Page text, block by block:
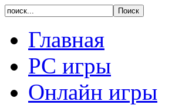
Главная
PC игры
Онлайн игры